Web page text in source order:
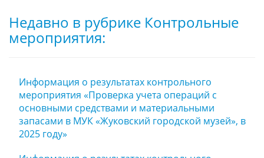
Недавно в рубрике Контрольные
мероприятия:
Информация о результатах контрольного
мероприятия «Проверка учета операций с
основными средствами и материальными
запасами в МУК «Жуковский городской музей», в
2025 году»